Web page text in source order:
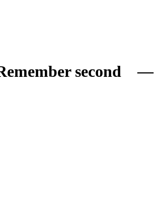
second ―